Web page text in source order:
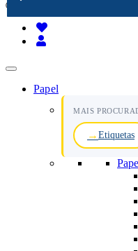
(chamada rede fixa nacional)
Papel
MAIS
Etiquetas